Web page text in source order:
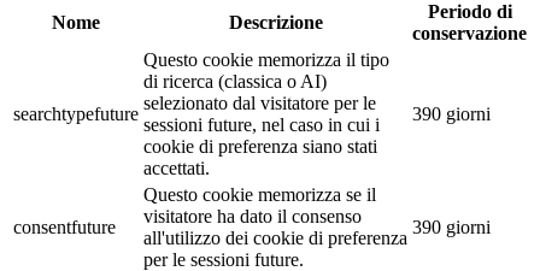
Nome Descrizione
Periodo di
conservazione
searchtypefuture
Questo cookie memorizza il tipo
di ricerca (classica o AI)
selezionato dal visitatore per le
sessioni future, nel caso in cui i
cookie di preferenza siano stati
accettati.
390 giorni
consentfuture
Questo cookie memorizza se il
visitatore ha dato il consenso
all'utilizzo dei cookie di preferenza
per le sessioni future.
390 giorni